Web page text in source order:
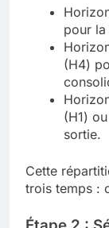
pour la
(H4)
(H1)
sortie.
Cette
trois temps :